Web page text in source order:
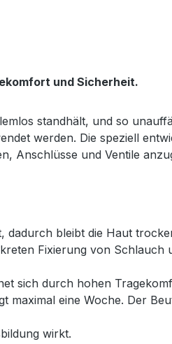
und Sicherheit.
standhält, und so
werden. Die speziell
Anschlüsse und Ventile
bleibt die Haut
Fixierung von Schlauch
sich durch hohen
eine Woche. Der
wirkt.